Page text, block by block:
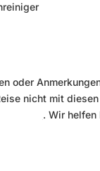
oder
nicht mit
. Wir helfen